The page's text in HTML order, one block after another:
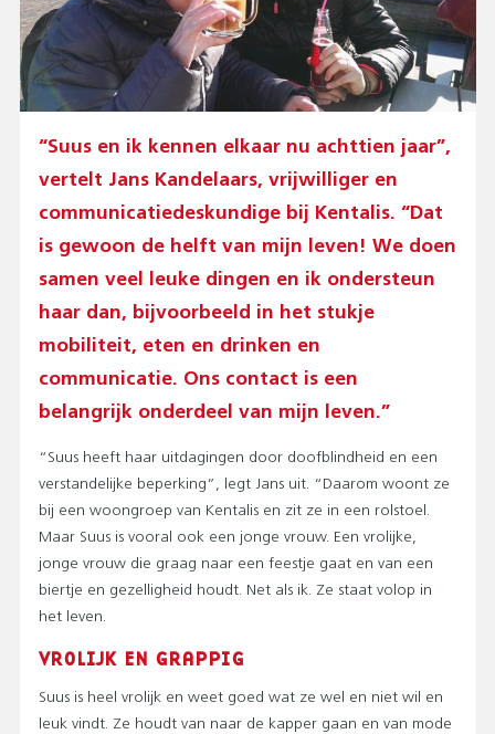
“Suus en ik kennen elkaar nu achttien jaar”,
vertelt Jans Kandelaars, vrijwilliger en
communicatiedeskundige bij Kentalis. “Dat
is gewoon de helft van mijn leven! We doen
samen veel leuke dingen en ik ondersteun
haar dan, bijvoorbeeld in het stukje
mobiliteit, eten en drinken en
communicatie. Ons contact is een
belangrijk onderdeel van mijn leven.”
“Suus heeft haar uitdagingen door doofblindheid en een
verstandelijke beperking”, legt Jans uit. “Daarom woont ze
bij een woongroep van Kentalis en zit ze in een rolstoel.
Maar Suus is vooral ook een jonge vrouw. Een vrolijke,
jonge vrouw die graag naar een feestje gaat en van een
biertje en gezelligheid houdt. Net als ik. Ze staat volop in
het leven.
VROLIJK EN GRAPPIG
Suus is heel vrolijk en weet goed wat ze wel en niet wil en
leuk vindt. Ze houdt van naar de kapper gaan en van mode